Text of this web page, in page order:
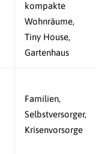
kompakte
Wohnräume,
Tiny House,
Gartenhaus
Familien,
Selbstversorger,
Krisenvorsorge